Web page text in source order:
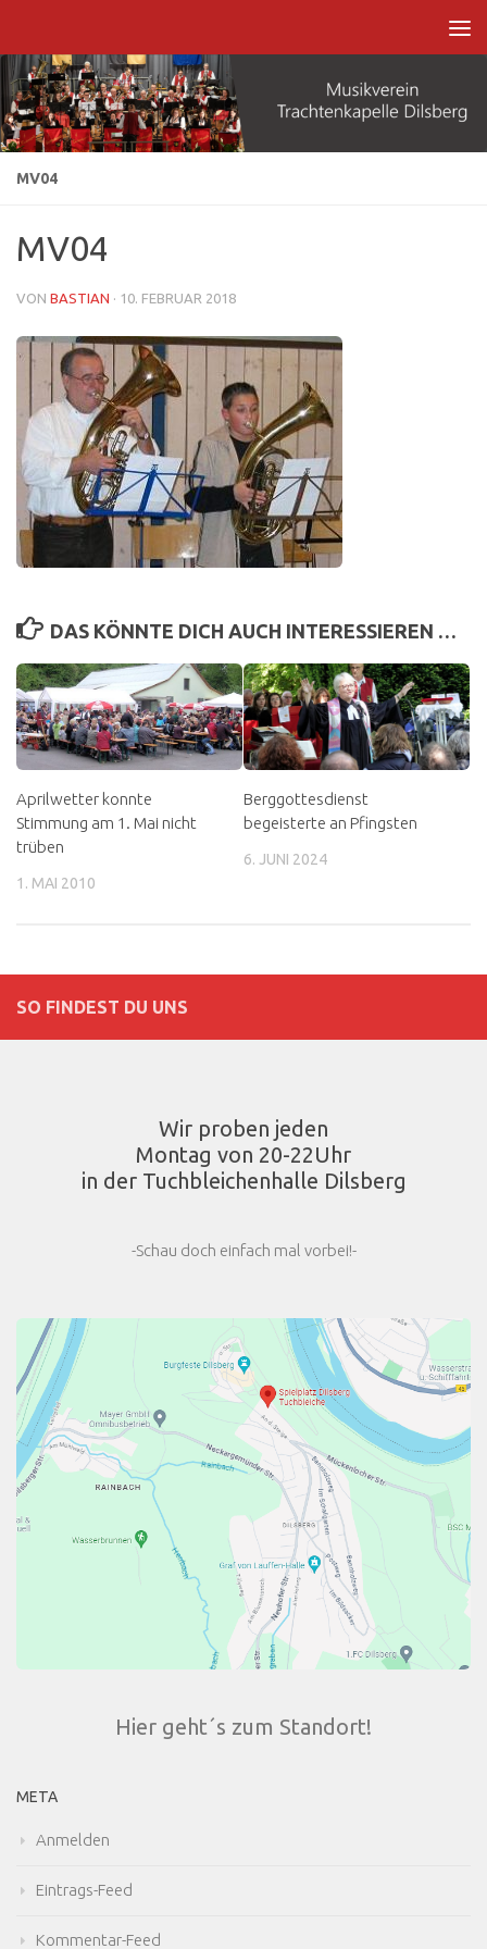
MV04
MV04
VON BASTIAN · 10. FEBRUAR 2018
DAS KÖNNTE DICH AUCH INTERESSIEREN …
Aprilwetter konnte
Stimmung am 1. Mai nicht
trüben
1. MAI 2010
Berggottesdienst
begeisterte an Pfingsten
6. JUNI 2024
SO FINDEST DU UNS
Wir proben jeden
Montag von 20-22Uhr
in der Tuchbleichenhalle Dilsberg
-Schau doch einfach mal vorbei!-
Hier geht´s zum Standort!
META
Anmelden
Eintrags-Feed
Kommentar-Feed